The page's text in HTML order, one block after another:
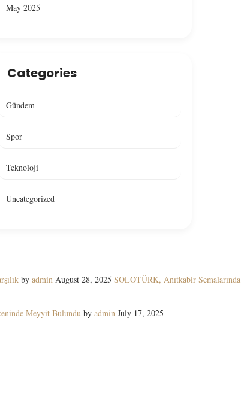
May 2025
Categories
Gündem
Spor
Teknoloji
Uncategorized
by admin August 28, 2025 SOLOTÜRK, Anıtkabir Semalarında
Meyyit Bulundu by admin July 17, 2025